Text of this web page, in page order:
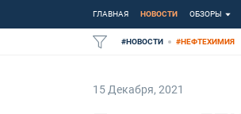
ГЛАВНАЯ НОВОСТИ ОБЗОРЫ
#НОВОСТИ #НЕФТЕХИМИЯ
15 Декабря, 2021